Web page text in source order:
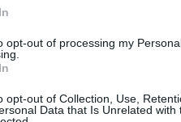
opt-out of processing my
opt-out of Collection, Use,
Data that Is Unrelated
és belső
ütemben adagolt